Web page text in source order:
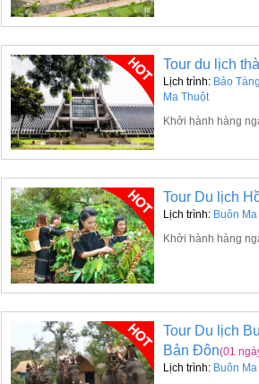
Tour du lịch
Lịch trình: Bảo
Ma Thuột
Khởi hành hàng
Tour Du lịch
Lịch trình: Buôn
Khởi hành hàng
Tour Du lịch
Bản Đôn(01
Lịch trình: Buôn